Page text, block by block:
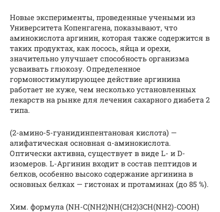
Новые эксперименты, проведенные учеными из
Университета Копенгагена, показывают, что
аминокислота аргинин, которая также содержится в
таких продуктах, как лосось, яйца и орехи,
значительно улучшает способность организма
усваивать глюкозу. Определенное
гормоностимулирующее действие аргинина
работает не хуже, чем несколько установленных
лекарств на рынке для лечения сахарного диабета 2
типа.
(2-амино-5-гуанидинпентановая кислота) —
алифатическая основная α-аминокислота.
Оптически активна, существует в виде L- и D-
изомеров. L-Аргинин входит в состав пептидов и
белков, особенно высоко содержание аргинина в
основных белках — гистонах и протаминах (до 85 %).
Хим. формула (NH-C(NH2)NH(CH2)3CH(NH2)-COOH)